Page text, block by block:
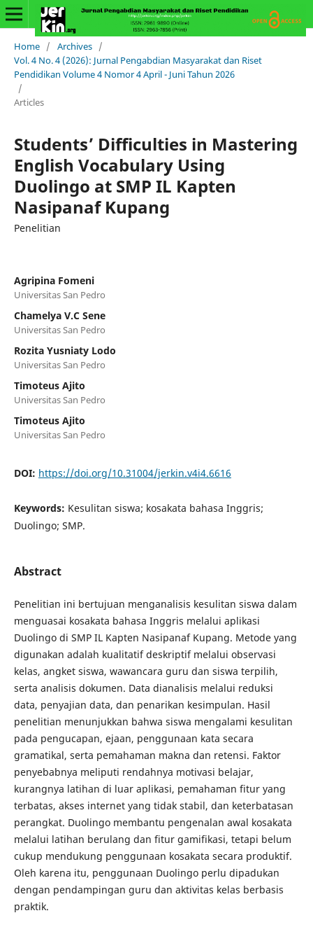
Home / Archives /
Vol. 4 No. 4 (2026): Jurnal Pengabdian Masyarakat dan Riset
Pendidikan Volume 4 Nomor 4 April - Juni Tahun 2026
/
Articles
Students’ Difficulties in Mastering
English Vocabulary Using
Duolingo at SMP IL Kapten
Nasipanaf Kupang
Penelitian
Agripina Fomeni
Universitas San Pedro
Chamelya V.C Sene
Universitas San Pedro
Rozita Yusniaty Lodo
Universitas San Pedro
Timoteus Ajito
Universitas San Pedro
Timoteus Ajito
Universitas San Pedro
DOI: https://doi.org/10.31004/jerkin.v4i4.6616
Keywords: Kesulitan siswa; kosakata bahasa Inggris;
Duolingo; SMP.
Abstract
Penelitian ini bertujuan menganalisis kesulitan siswa dalam
menguasai kosakata bahasa Inggris melalui aplikasi
Duolingo di SMP IL Kapten Nasipanaf Kupang. Metode yang
digunakan adalah kualitatif deskriptif melalui observasi
kelas, angket siswa, wawancara guru dan siswa terpilih,
serta analisis dokumen. Data dianalisis melalui reduksi
data, penyajian data, dan penarikan kesimpulan. Hasil
penelitian menunjukkan bahwa siswa mengalami kesulitan
pada pengucapan, ejaan, penggunaan kata secara
gramatikal, serta pemahaman makna dan retensi. Faktor
penyebabnya meliputi rendahnya motivasi belajar,
kurangnya latihan di luar aplikasi, pemahaman fitur yang
terbatas, akses internet yang tidak stabil, dan keterbatasan
perangkat. Duolingo membantu pengenalan awal kosakata
melalui latihan berulang dan fitur gamifikasi, tetapi belum
cukup mendukung penggunaan kosakata secara produktif.
Oleh karena itu, penggunaan Duolingo perlu dipadukan
dengan pendampingan guru dan aktivitas kelas berbasis
praktik.